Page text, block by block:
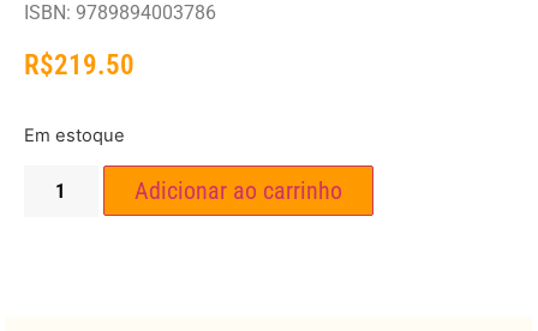
ISBN: 9789894003786
R$219.50
Em estoque
Adicionar ao carrinho